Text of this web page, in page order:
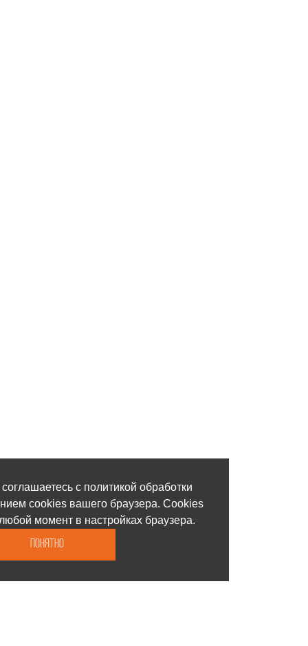
с политикой обработки
cookies вашего браузера. Cookies
момент в настройках браузера.
Понятно